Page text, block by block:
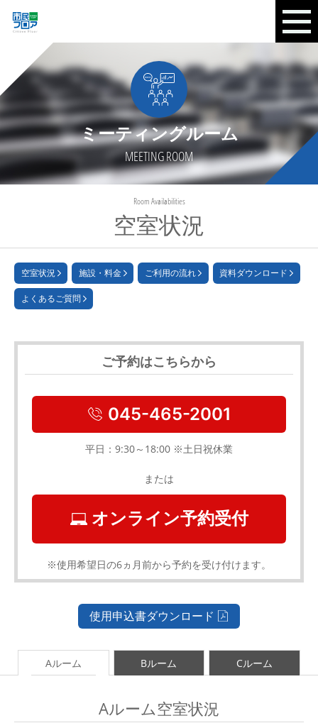
ミーティングルーム
MEETING ROOM
空室状況
Room Availabilities
空室状況 施設・料金 ご利用の流れ 資料ダウンロード
よくあるご質問
ご予約はこちらから
045-465-2001
平日：9:30～18:00 ※土日祝休業
または
オンライン予約受付
※使用希望日の6ヵ月前から予約を受け付けます。
使用申込書ダウンロード
Aルーム Bルーム Cルーム
Aルーム空室状況